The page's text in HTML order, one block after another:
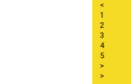
<
1
2
3
4
5
>
>